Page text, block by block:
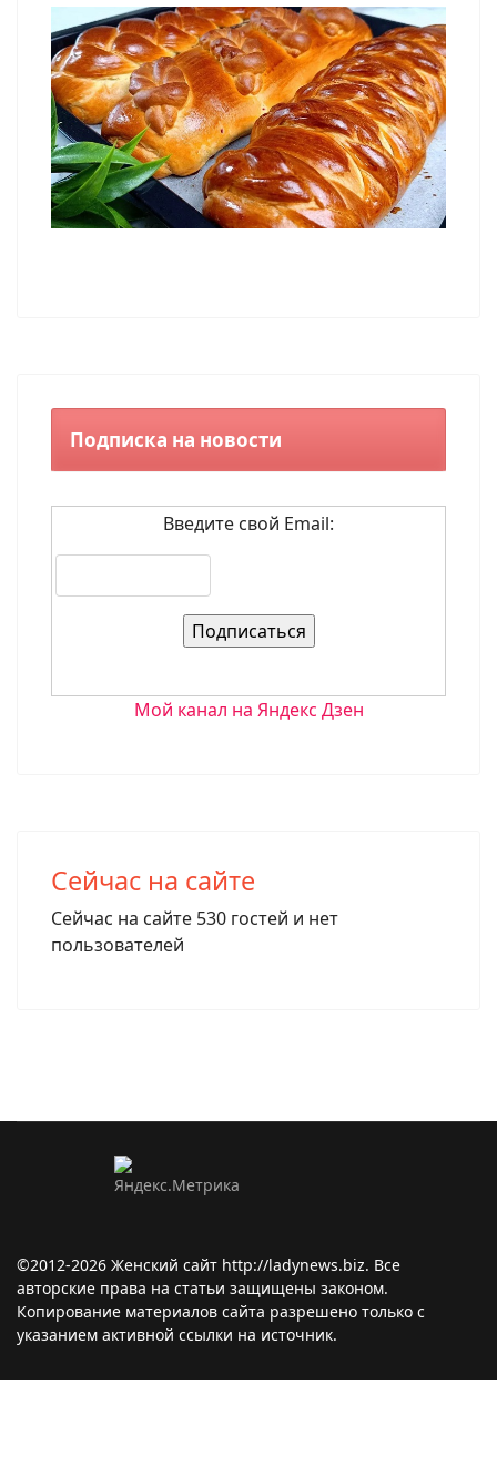
Подписка на новости
Введите свой Email:
Мой канал на Яндекс Дзен
Сейчас на сайте
Сейчас на сайте 530 гостей и нет
пользователей
©2012-2026 Женский сайт http://ladynews.biz. Все
авторские права на статьи защищены законом.
Копирование материалов сайта разрешено только с
указанием активной ссылки на источник.